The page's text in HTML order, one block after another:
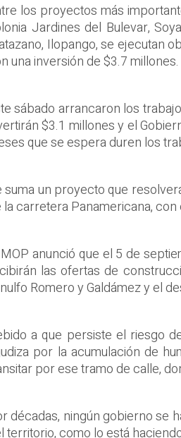
los proyectos más
Jardines del Bulevar,
Ilopango, se ejecutan
una inversión de $3.7 millones.
sábado arrancaron los
$3.1 millones y el
que se espera duren los
suma un proyecto que
la carretera Panamericana,
anunció que el 5 de
las ofertas de
Romero y Galdámez y el
a que persiste el riesgo
por la acumulación de
por ese tramo de calle,
décadas, ningún gobierno se
territorio, como lo está